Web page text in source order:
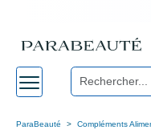
ParaBeauté Compléments